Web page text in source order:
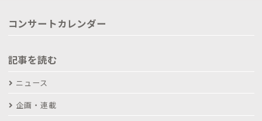
コンサートカレンダー
記事を読む
ニュース
企画・連載